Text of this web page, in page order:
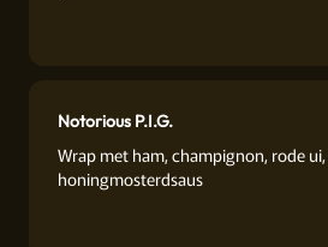
Notorious P.I.G.
Wrap met ham, champignon, rode ui,
honingmosterdsaus